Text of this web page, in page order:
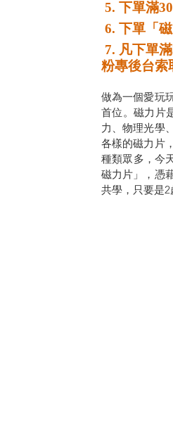
5. 下單滿
6. 下單「
粉專後台索
做為一個愛玩
首位。磁力片
力、物理光學
各樣的磁力片
種類眾多，今
磁力片」，憑
共學，只要是2